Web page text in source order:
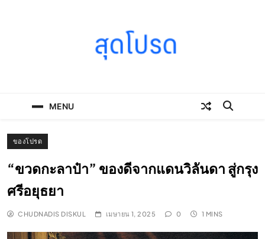
MENU
ของโปรด
“ขวดกะลาป๋า” ของดีจากแดนวิลันดา สู่กรุง
ศรีอยุธยา
CHUDNADIS DISKUL เมษายน 1, 2025 0 1 MINS